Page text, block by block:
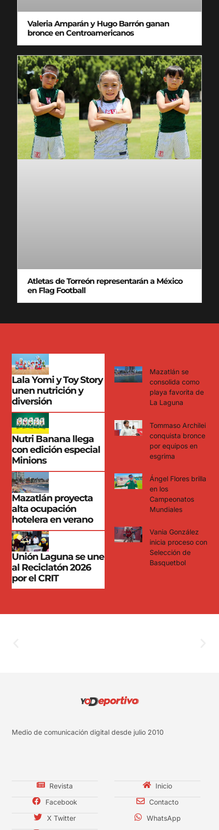
Valeria Amparán y Hugo Barrón ganan
bronce en Centroamericanos
Atletas de Torreón representarán a México
en Flag Football
Lala Yomi y Toy Story
unen nutrición y
diversión
Nutri Banana llega
con edición especial
Minions
Mazatlán proyecta
alta ocupación
hotelera en verano
Unión Laguna se une
al Reciclatón 2026
por el CRIT
Mazatlán se
consolida como
playa favorita de
La Laguna
Tommaso Archilei
conquista bronce
por equipos en
esgrima
Ángel Flores brilla
en los
Campeonatos
Mundiales
Vania González
inicia proceso con
Selección de
Basquetbol
Medio de comunicación digital desde julio 2010
Revista
Facebook
X Twitter
Inicio
Contacto
WhatsApp